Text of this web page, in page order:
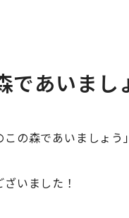
であいまし
の森であいましょう
いました！